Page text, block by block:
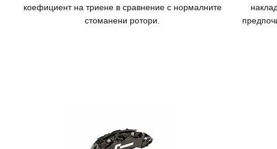
коефициент на триене в сравнение с нормалните
стоманени ротори.